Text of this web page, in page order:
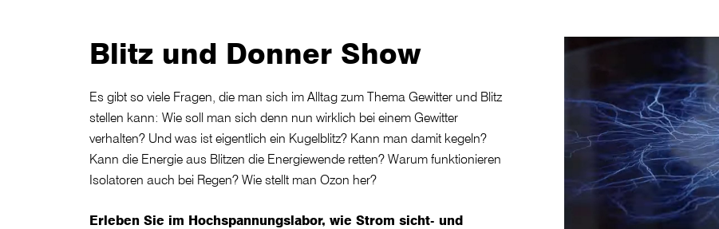
Blitz und Donner Show
Es gibt so viele Fragen, die man sich im Alltag zum Thema Gewitter und Blitz
stellen kann: Wie soll man sich denn nun wirklich bei einem Gewitter
verhalten? Und was ist eigentlich ein Kugelblitz? Kann man damit kegeln?
Kann die Energie aus Blitzen die Energiewende retten? Warum funktionieren
Isolatoren auch bei Regen? Wie stellt man Ozon her?
Erleben Sie im Hochspannungslabor, wie Strom sicht- und